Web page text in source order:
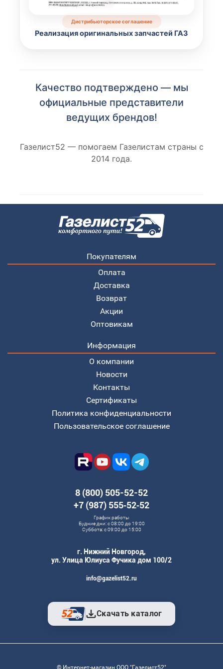
Дистрибьюторское соглашение
Реализация оригинальных запчастей ГАЗ
Качество подтверждено — мы
официальные представители
ведущих брендов!
Газелист52 — помогаем Газелистам страны с
2014 года.
Покупателям
Оплата
Доставка
Возврат
Акции
Оптовикам
Информация
О компании
Новости
Контакты
Сертификаты
Политика конфиденциальности
Пользовательское соглашение
8 (800) 505-52-52
+7 (987) 555‑52‑52
График работы
Будние дни: с 08:00 до 19:00
Суббота: с 09:00 до 15:00
г. Нижний Новгород,
ул. Улица Юлиуса Фучика дом 100/2
info@gazelist52.ru
Скачать каталог
© Интернет-магазин ООО "Газелист52"